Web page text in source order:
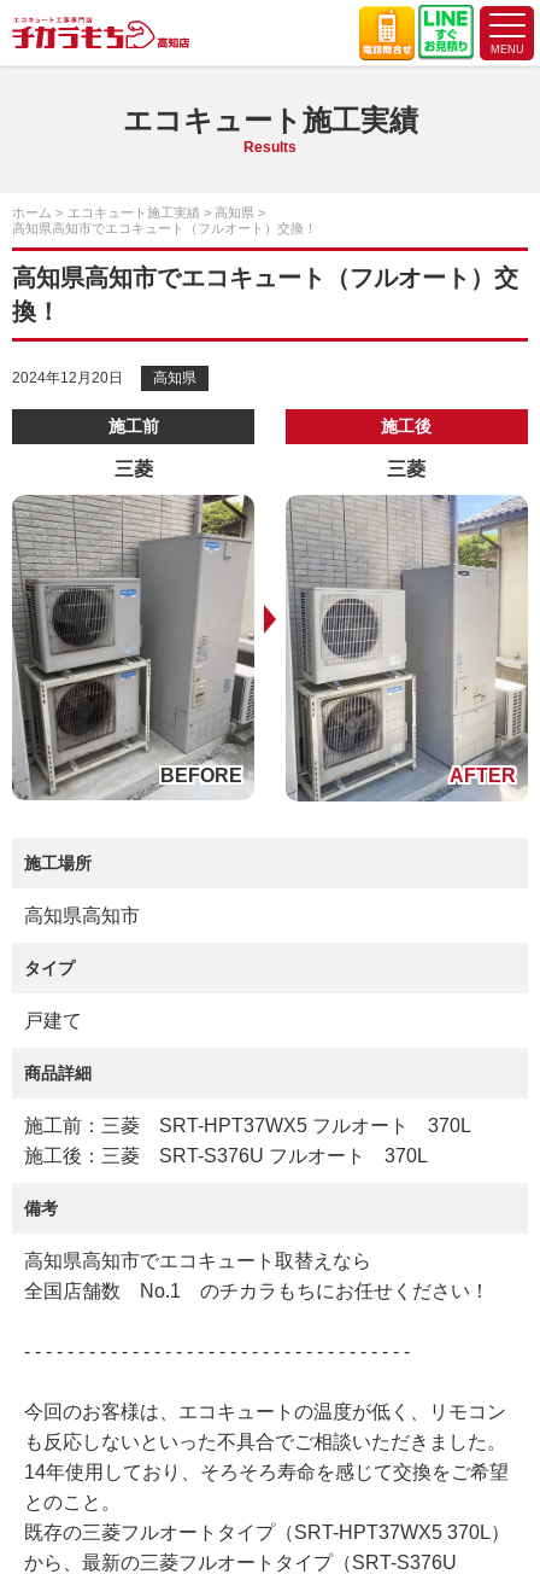
エコキュート施工実績
Results
ホーム エコキュート施工実績
高知県
高知県高知市でエコキュート（フルオート）交換！
高知県高知市でエコキュート（フルオート）交
換！
2024年12月20日 高知県
施工前
三菱
施工後
三菱
施工場所
高知県高知市
タイプ
戸建て
商品詳細
施工前：三菱 SRT-HPT37WX5 フルオート 370L
施工後：三菱 SRT-S376U フルオート 370L
備考
高知県高知市でエコキュート取替えなら
全国店舗数 No.1 のチカラもちにお任せください！
- - - - - - - - - - - - - - - - - - - - - - - - - - - - - - - - - - - -
今回のお客様は、エコキュートの温度が低く、リモコン
も反応しないといった不具合でご相談いただきました。
14年使用しており、そろそろ寿命を感じて交換をご希望
とのこと。
既存の三菱フルオートタイプ（SRT-HPT37WX5 370L）
から、最新の三菱フルオートタイプ（SRT-S376U